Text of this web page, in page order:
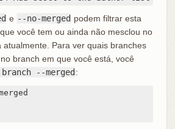
e --no-merged podem filtrar esta
você tem ou ainda não mesclou no
atualmente. Para ver quais branches
branch em que você está, você
--merged :